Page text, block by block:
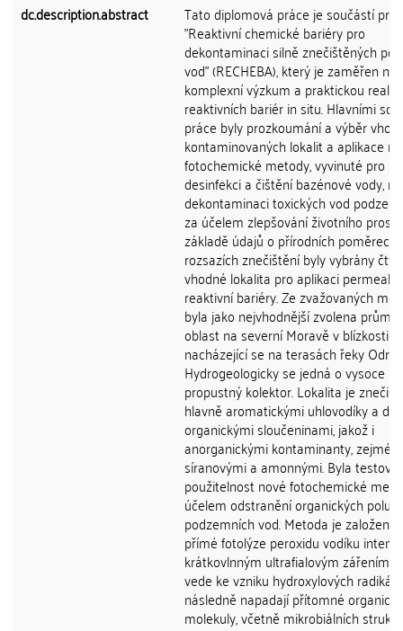
dc.description.abstract
Tato diplomová práce je součástí
"Reaktivní chemické bariéry pro
dekontaminaci silně znečištěných
vod" (RECHEBA), který je zaměřen na
komplexní výzkum a praktickou
reaktivních bariér in situ. Hlavními
práce byly prozkoumání a výběr
kontaminovaných lokalit a aplikace
fotochemické metody, vyvinuté pro
desinfekci a čištění bazénové vody, na
dekontaminaci toxických vod
za účelem zlepšování životního
základě údajů o přírodních poměrech
rozsazích znečištění byly vybrány čtyři
vhodné lokalita pro aplikaci
reaktivní bariéry. Ze zvažovaných
byla jako nejvhodnější zvolena
oblast na severní Moravě v blízkosti
nacházející se na terasách řeky Odry.
Hydrogeologicky se jedná o vysoce
propustný kolektor. Lokalita je
hlavně aromatickými uhlovodíky a
organickými sloučeninami, jakož i
anorganickými kontaminanty,
síranovými a amonnými. Byla
použitelnost nové fotochemické
účelem odstranění organických
podzemních vod. Metoda je založena
přímé fotolýze peroxidu vodíku
krátkovlnným ultrafialovým zářením,
vede ke vzniku hydroxylových
následně napadají přítomné organické
molekuly, včetně mikrobiálních